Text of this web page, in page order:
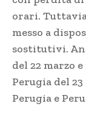
orari.
messo a
sostitutivi.
del 22 marzo
Perugia del
Perugia e